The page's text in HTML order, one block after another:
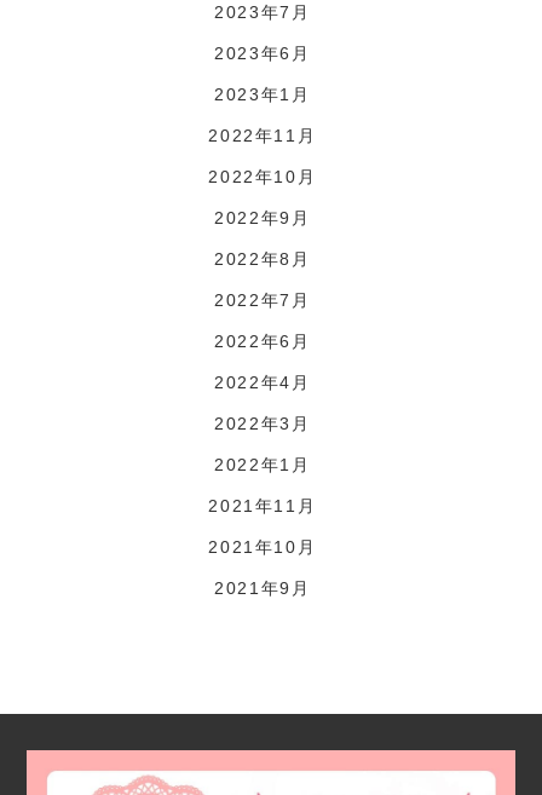
2023年7月
2023年6月
2023年1月
2022年11月
2022年10月
2022年9月
2022年8月
2022年7月
2022年6月
2022年4月
2022年3月
2022年1月
2021年11月
2021年10月
2021年9月